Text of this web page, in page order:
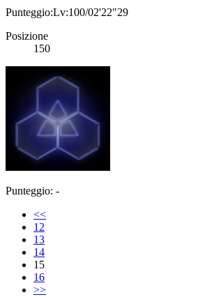
Punteggio:Lv:100/02'22"29
Posizione
150
Punteggio: -
<<
12
13
14
15
16
>>